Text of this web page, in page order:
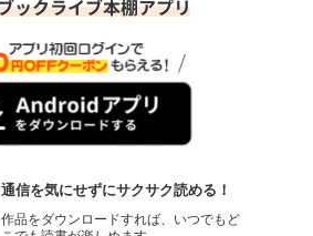
通信を気にせずにサクサク読める！
作品をダウンロードすれば、いつでもど